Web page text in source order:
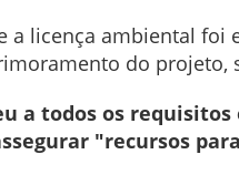
a licença ambiental
do
a todos os
"recursos